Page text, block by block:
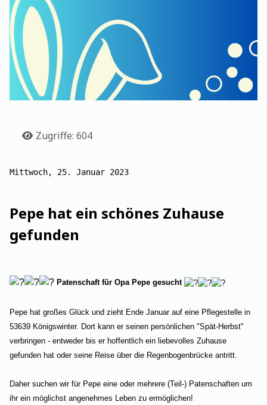
Details
Zugriffe: 604
Mittwoch, 25. Januar 2023
Pepe hat ein schönes Zuhause
gefunden
Patenschaft für Opa Pepe gesucht
Pepe hat großes Glück und zieht Ende Januar auf eine Pflegestelle in
53639 Königswinter. Dort kann er seinen persönlichen "Spät-Herbst"
verbringen - entweder bis er hoffentlich ein liebevolles Zuhause
gefunden hat oder seine Reise über die Regenbogenbrücke antritt.
Daher suchen wir für Pepe eine oder mehrere (Teil-) Patenschaften um
ihr ein möglichst angenehmes Leben zu ermöglichen!